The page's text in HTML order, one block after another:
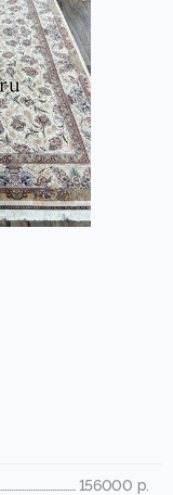
156000 р.